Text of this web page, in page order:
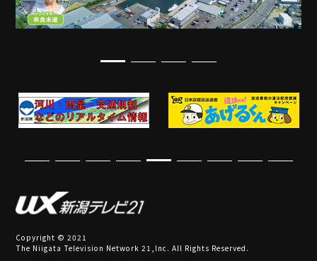
Copyright © 2021
The Niigata Television Network 21,Inc. All Rights Reserved.